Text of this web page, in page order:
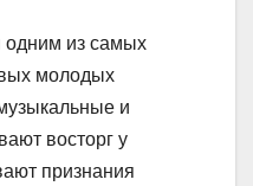
одним из самых
молодых
и
восторг у
признания